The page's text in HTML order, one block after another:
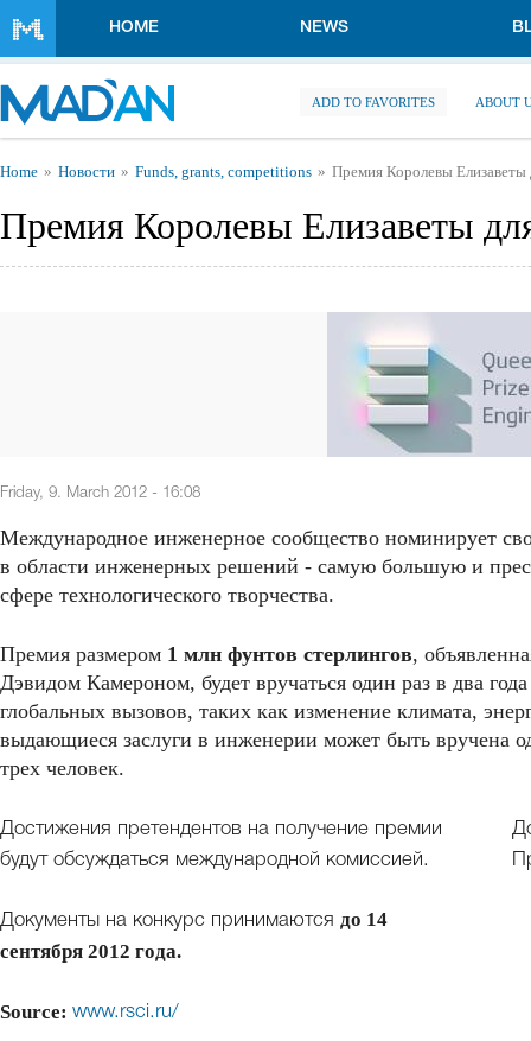
HOME NEWS
ADD TO FAVORITES ABOUT
You are here
Home Новости Funds, grants, competitions Премия Королевы Елизаветы
Премия Королевы Елизаветы
Friday, 9. March 2012 - 16:08
Международное инженерное сообщество номинирует
в области инженерных решений - самую большую и
сфере технологического творчества.
Премия размером 1 млн фунтов стерлингов,
Дэвидом Камероном, будет вручаться один раз в два
глобальных вызовов, таких как изменение климата,
выдающиеся заслуги в инженерии может быть вручена
трех человек.
Достижения претендентов на получение премии
будут обсуждаться международной комиссией.
Документы на конкурс принимаются до 14
сентября 2012 года.
Source: www.rsci.ru/